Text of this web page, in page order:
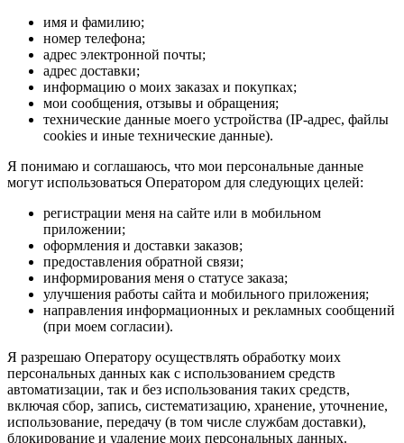
имя и фамилию;
номер телефона;
адрес электронной почты;
адрес доставки;
информацию о моих заказах и покупках;
мои сообщения, отзывы и обращения;
технические данные моего устройства (IP-адрес, файлы
cookies и иные технические данные).
Я понимаю и соглашаюсь, что мои персональные данные
могут использоваться Оператором для следующих целей:
регистрации меня на сайте или в мобильном
приложении;
оформления и доставки заказов;
предоставления обратной связи;
информирования меня о статусе заказа;
улучшения работы сайта и мобильного приложения;
направления информационных и рекламных сообщений
(при моем согласии).
Я разрешаю Оператору осуществлять обработку моих
персональных данных как с использованием средств
автоматизации, так и без использования таких средств,
включая сбор, запись, систематизацию, хранение, уточнение,
использование, передачу (в том числе службам доставки),
блокирование и удаление моих персональных данных.